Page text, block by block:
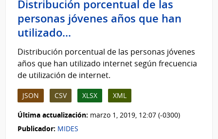
Distribución porcentual de las
personas jóvenes años que han
utilizado...
Distribución porcentual de las personas jóvenes
años que han utilizado internet según frecuencia
de utilización de internet.
JSON CSV XLSX XML
Última actualización: marzo 1, 2019, 12:07 (-0300)
Publicador: MIDES